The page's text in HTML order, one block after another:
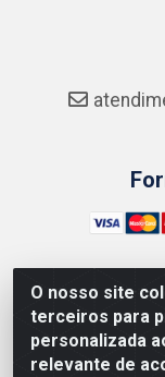
O nosso site
terceiros para
personalizada
relevante de
NUTRY MAX
LTDA - RUA